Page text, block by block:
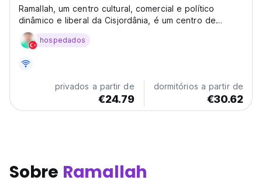
Ramallah, um centro cultural, comercial e político
dinâmico e liberal da Cisjordânia, é um centro de
atividade vibrante e em evolução. Ela opera quase em
sua própria bolha, fervilhando com a energia de seus
imponentes.
hospedados
privados a partir de
€24.79
dormitórios a partir de
€30.62
Sobre Ramallah